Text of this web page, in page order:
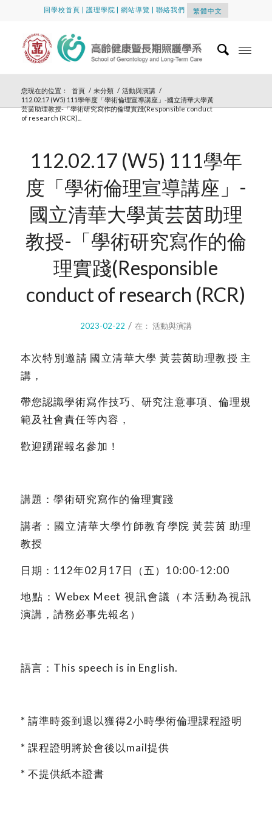
回學校首頁 | 護理學院 |網站導覽 |聯絡我們 繁體中文
您現在的位置： 首頁 / 未分類 / 活動與演講 /
112.02.17 (W5) 111學年度「學術倫理宣導講座」-國立清華大學黃
芸茵助理教授-「學術研究寫作的倫理實踐(Responsible conduct
of research (RCR)...
112.02.17 (W5) 111學年
度「學術倫理宣導講座」-
國立清華大學黃芸茵助理
教授-「學術研究寫作的倫
理實踐(Responsible
conduct of research (RCR)
2023-02-22 / 在： 活動與演講
本次特別邀請 國立清華大學 黃芸茵助理教授 主
講，
帶您認識學術寫作技巧、研究注意事項、倫理規
範及社會責任等內容，
歡迎踴躍報名參加！
講題：學術研究寫作的倫理實踐
講者：國立清華大學竹師教育學院 黃芸茵 助理
教授
日期：112年02月17日（五）10:00-12:00
地點：Webex Meet 視訊會議（本活動為視訊
演講，請務必事先報名）
語言：This speech is in English.
* 請準時簽到退以獲得2小時學術倫理課程證明
* 課程證明將於會後以mail提供
* 不提供紙本證書